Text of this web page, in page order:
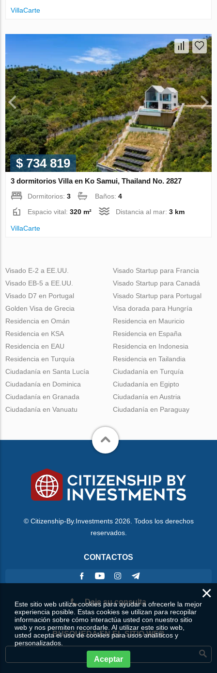
VillaСarte
$ 734 819
3 dormitorios Villa en Ko Samui, Thailand No. 2827
Dormitorios:3 Baños:4
Espacio vital:320 m² Distancia al mar:3 km
VillaСarte
Visado E-2 a EE.UU.
Visado EB-5 a EE.UU.
Visado D7 en Portugal
Golden Visa de Grecia
Visado Startup para Francia
Visado Startup para Canadá
Visado Startup para Portugal
Visa dorada para Hungría
Residencia en Omán
Residencia en KSA
Residencia en EAU
Residencia en Turquía
Residencia en Mauricio
Residencia en España
Residencia en Indonesia
Residencia en Tailandia
Ciudadanía en Santa Lucía
Ciudadanía en Dominica
Ciudadanía en Granada
Ciudadanía en Vanuatu
Ciudadanía en Turquía
Ciudadanía en Egipto
Ciudadanía en Austria
Ciudadanía en Paraguay
© Citizenship-By.Investments 2026. Todos los derechos
reservados.
CONTACTOS
Deje su consulta
BÚSQUEDA EN EL SITIO WEB
×
Este sitio web utiliza cookies para ayudar a ofrecerle la mejor
experiencia posible. Estas cookies se utilizan para recopilar
información sobre cómo interactúa usted con nuestro sitio
web y nos permiten recordarle. Al utilizar este sitio web,
usted acepta el uso de cookies para usos analíticos y
personalizados.
Aceptar